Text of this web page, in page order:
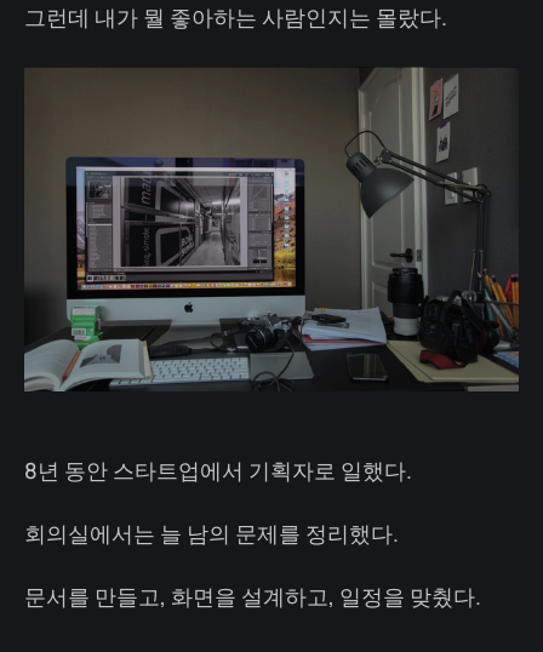
그런데 내가 뭘 좋아하는 사람인지는 몰랐다.
8년 동안 스타트업에서 기획자로 일했다.
회의실에서는 늘 남의 문제를 정리했다.
문서를 만들고, 화면을 설계하고, 일정을 맞췄다.